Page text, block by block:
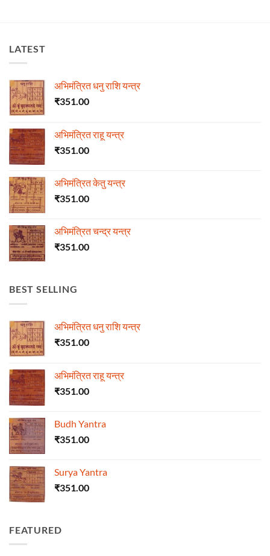
LATEST
अभिमंत्रित धनु राशि यन्त्र
₹351.00
अभिमंत्रित राहू यन्त्र
₹351.00
अभिमंत्रित केतु यन्त्र
₹351.00
अभिमंत्रित चन्द्र यन्त्र
₹351.00
BEST SELLING
अभिमंत्रित धनु राशि यन्त्र
₹351.00
अभिमंत्रित राहू यन्त्र
₹351.00
Budh Yantra
₹351.00
Surya Yantra
₹351.00
FEATURED